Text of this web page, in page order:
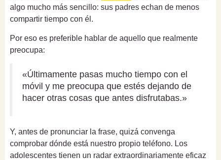
algo mucho más sencillo: sus padres echan de menos
compartir tiempo con él.
Por eso es preferible hablar de aquello que realmente
preocupa:
«Últimamente pasas mucho tiempo con el
móvil y me preocupa que estés dejando de
hacer otras cosas que antes disfrutabas.»
Y, antes de pronunciar la frase, quizá convenga
comprobar dónde está nuestro propio teléfono. Los
adolescentes tienen un radar extraordinariamente eficaz